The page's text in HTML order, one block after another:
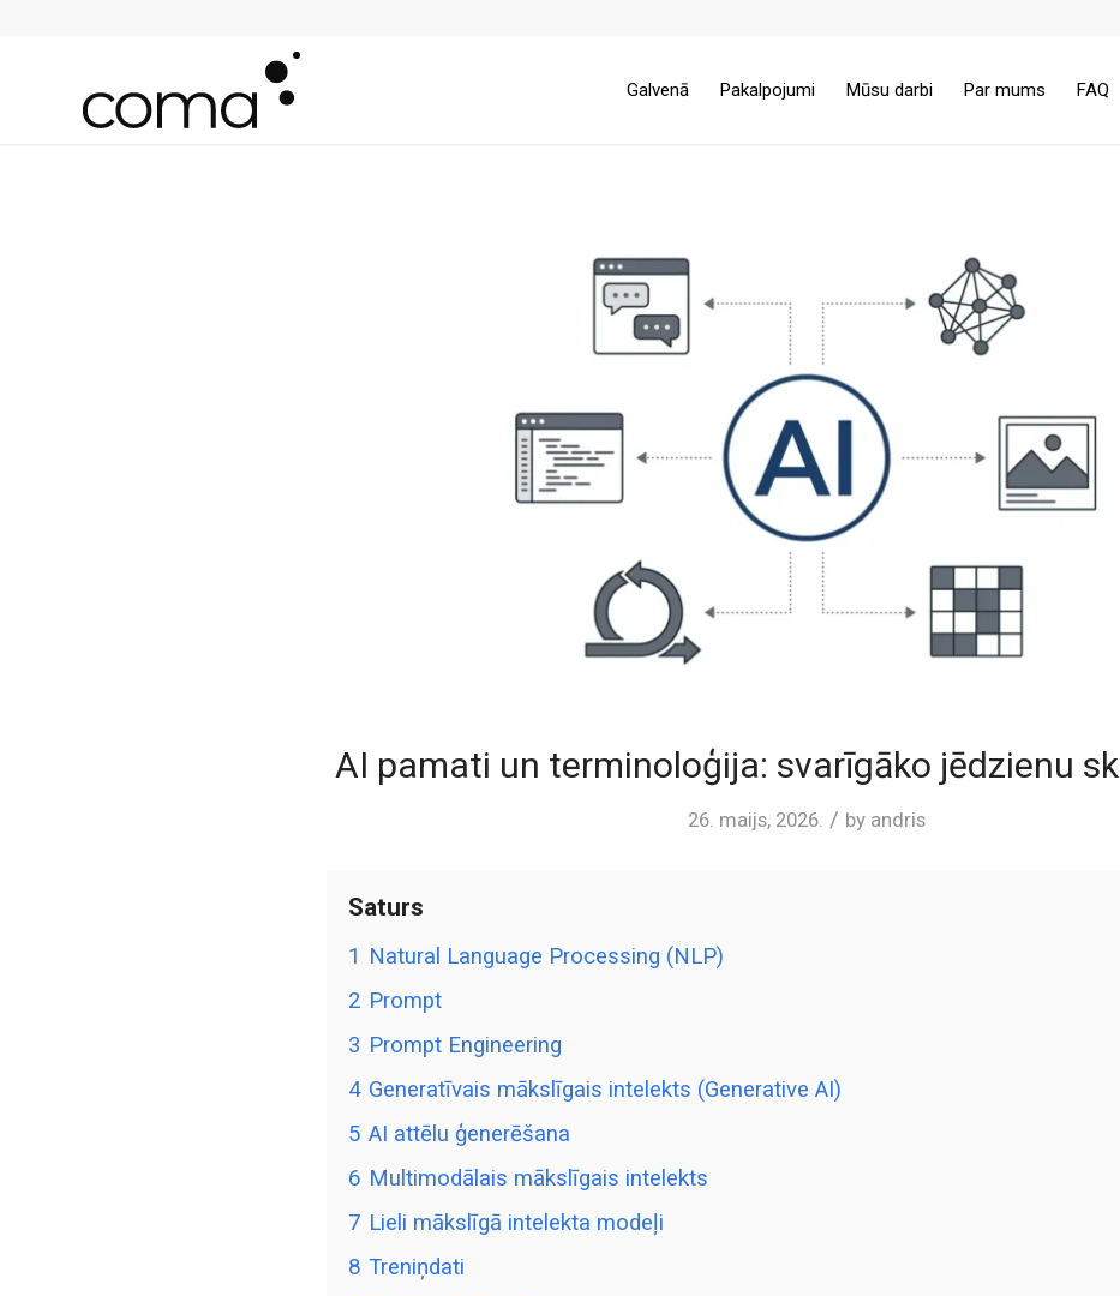
Galvenā Pakalpojumi Mūsu darbi Par mums FAQ
AI pamati un terminoloģija: svarīgāko jēdzienu
26. maijs, 2026. / by andris
Saturs
1 Natural Language Processing (NLP)
2 Prompt
3 Prompt Engineering
4 Generatīvais mākslīgais intelekts (Generative AI)
5 AI attēlu ģenerēšana
6 Multimodālais mākslīgais intelekts
7 Lieli mākslīgā intelekta modeļi
8 Treniņdati